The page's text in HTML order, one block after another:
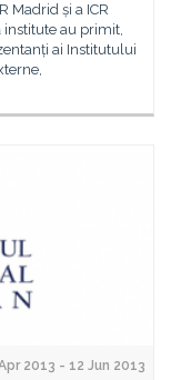
Madrid și a ICR
institute au primit,
ai Institutului
2013 - 12 Jun 2013